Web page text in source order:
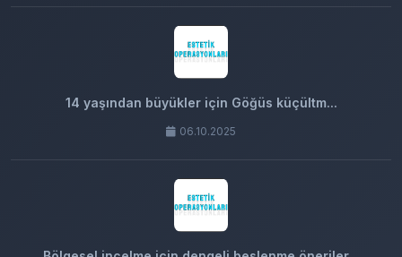
14 yaşından büyükler için Göğüs küçültm...
06.10.2025